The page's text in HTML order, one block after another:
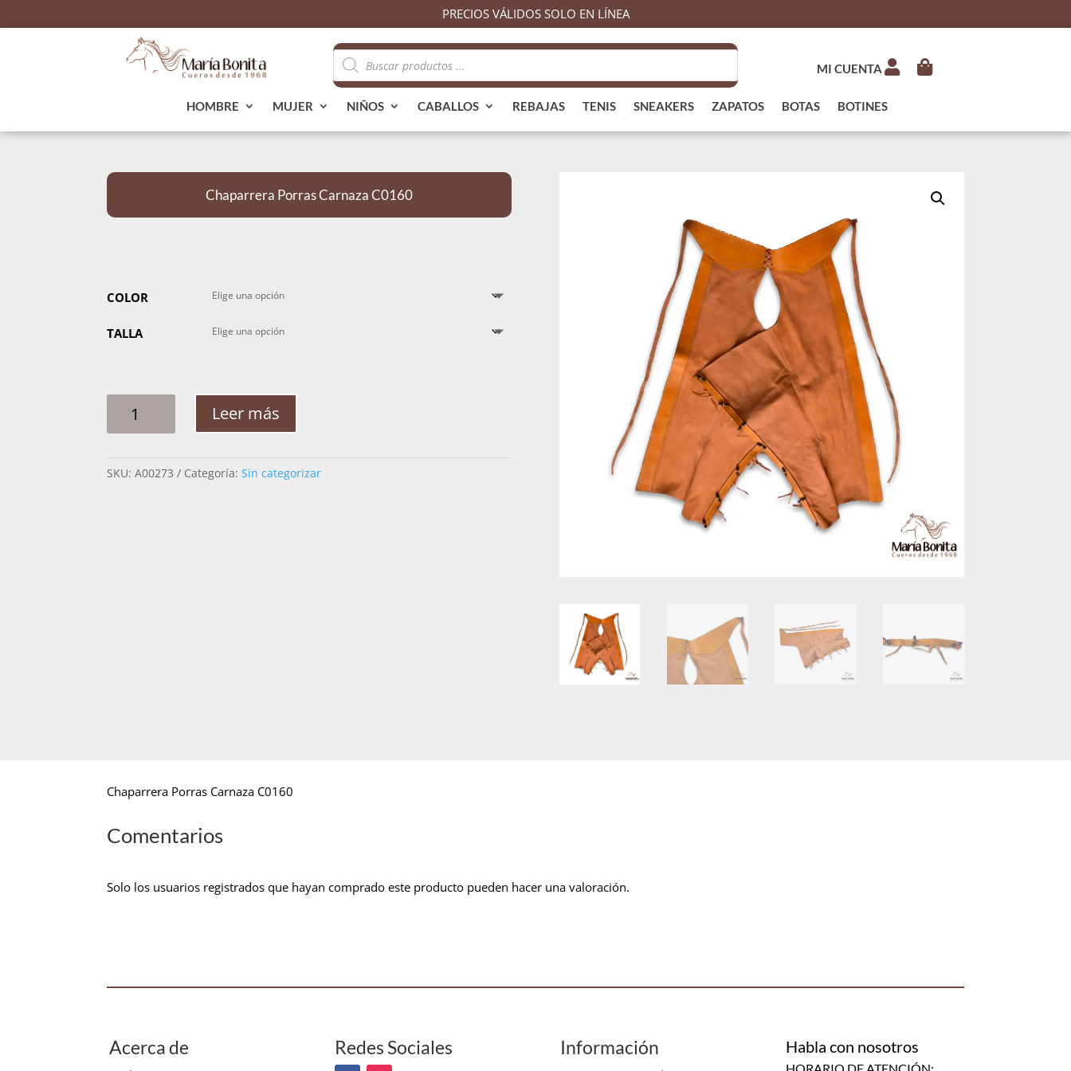
PRECIOS VÁLIDOS SOLO EN LÍNEA
Búsqueda
de
productos
MI CUENTA
HOMBRE MUJER NIÑOS CABALLOS REBAJAS TENIS SNEAKERS ZAPATOS BOTAS BOTINES
Chaparrera Porras Carnaza C0160
COLOR
TALLA
PORRAS
CANTIDAD
Leer más
SKU:A00273 Categoría:Sin categorizar
Chaparrera Porras Carnaza C0160
Comentarios
Solo los usuarios registrados que hayan comprado este producto pueden hacer una valoración.
Acerca de Redes Sociales Información Habla con nosotros
HORARIO DE ATENCIÓN: